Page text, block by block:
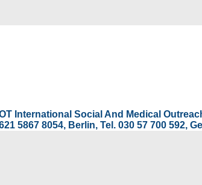
International Social And Medical
5867 8054, Berlin, Tel. 030 57 700 592,